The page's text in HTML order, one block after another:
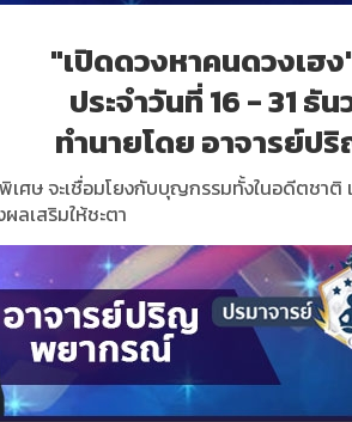
"เปิดดวงหาคนดวงเฮ
ประจำวันที่ 16 - 31 ธั
ทำนายโดย อาจารย์
พิเศษ จะเชื่อมโยงกับบุญกรรมทั้งในอดีตช
ลเสริมให้ชะตา